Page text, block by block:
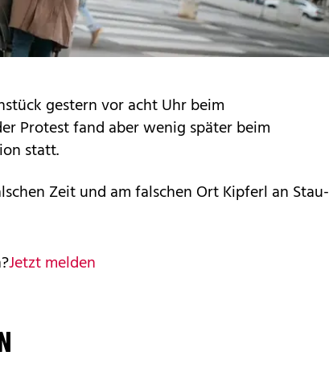
gestern vor acht Uhr beim
Protest fand aber wenig später beim
statt.
Zeit und am falschen Ort Kipferl an Stau-
Jetzt melden